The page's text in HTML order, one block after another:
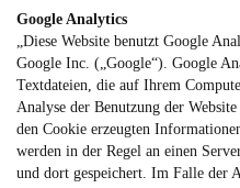
Google Analytics
„Diese Website benutzt Google
Google Inc. („Google“). Google
Textdateien, die auf Ihrem
Analyse der Benutzung der
den Cookie erzeugten
werden in der Regel an einen
und dort gespeichert. Im Falle der